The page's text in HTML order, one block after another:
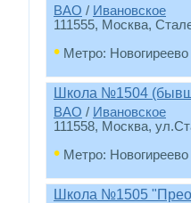
ВАО / Ивановское
111555, Москва,
• Метро: Новогиреево
Школа №1504
ВАО / Ивановское
111558, Москва,
• Метро: Новогиреево
Школа №1505